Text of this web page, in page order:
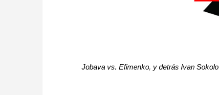
Jobava vs. Efimenko, y detrás Ivan